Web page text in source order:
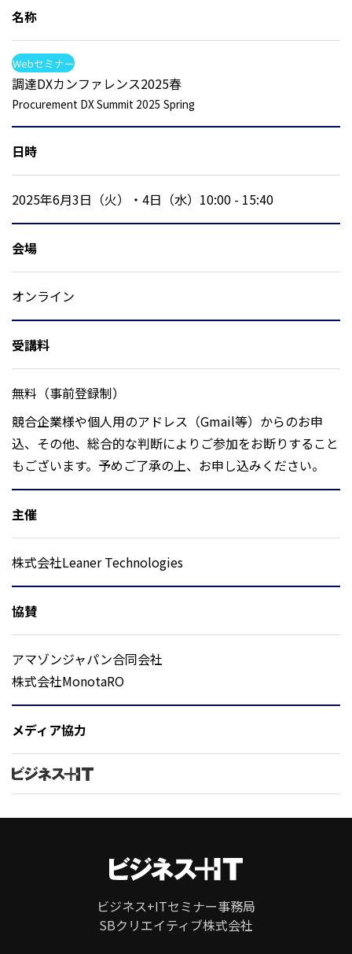
名称
Webセミナー
調達DXカンファレンス2025春
Procurement DX Summit 2025 Spring
日時
2025年6月3日（火）・4日（水）10:00 - 15:40
会場
オンライン
受講料
無料（事前登録制）
競合企業様や個人用のアドレス（Gmail等）からのお申
込、その他、総合的な判断によりご参加をお断りすること
もございます。予めご了承の上、お申し込みください。
主催
株式会社Leaner Technologies
協賛
アマゾンジャパン合同会社
株式会社MonotaRO
メディア協力
ビジネス+ITセミナー事務局
SBクリエイティブ株式会社